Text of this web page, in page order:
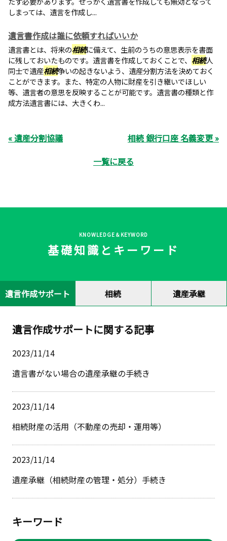
しまっては、遺言を作成し...
遺言書作成は誰に依頼すればいいか
遺言書とは、将来の相続に備えて、生前のうちの意思表示を書面
に残しておいたものです。遺言書を作成しておくことで、 相続人
同士で遺産相続争いの起きないよう、遺産分割方法を決めておく
ことができます。また、特定の人物に財産を引き継いでほしい
等、遺言者の意思を反映することが可能です。遺言書の種類と作
成方法遺言書には、大きくわ...
« 遺産分割協議
相続 銀行口座 名義変更 »
一覧に戻る
KNOWLEDGE＆KEYWORD
基礎知識とキーワード
遺言作成サポート 相続 遺産承継
遺言作成サポートに関する記事
2023/11/14
遺言書がない場合の遺産承継の手続き
2023/11/14
相続財産の活用（不動産の売却・運用等）
2023/11/14
遺産承継（相続財産の管理・処分）手続き
キーワード